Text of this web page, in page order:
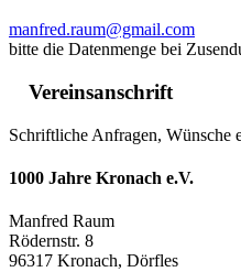
manfred.raum@gmail.com
bitte die Datenmenge bei
Vereinsanschrift
Schriftliche Anfragen, Wünsche
1000 Jahre Kronach e.V.
Manfred Raum
Rödernstr. 8
96317 Kronach, Dörfles